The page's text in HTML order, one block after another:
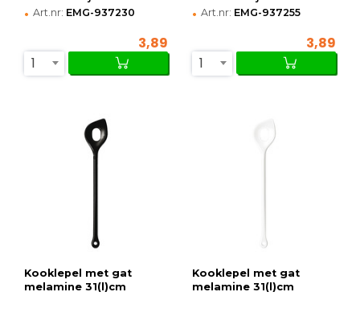
• Art.nr: EMG-937230
3,89
1
• Art.nr: EMG-937255
3,89
1
Kooklepel met gat
melamine 31(l)cm
Kooklepel met gat
melamine 31(l)cm